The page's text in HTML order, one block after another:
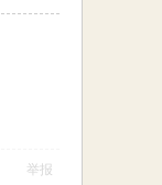
举报